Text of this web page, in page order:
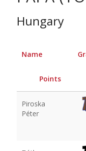
Hungary
Name
Points
Piroska
Péter